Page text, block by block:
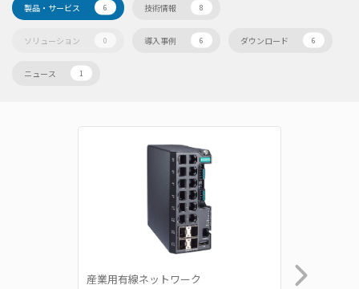
製品・サービス 6 技術情報 8
ソリューション 0 導入事例 6 ダウンロード 6
ニュース 1
産業用有線ネットワーク